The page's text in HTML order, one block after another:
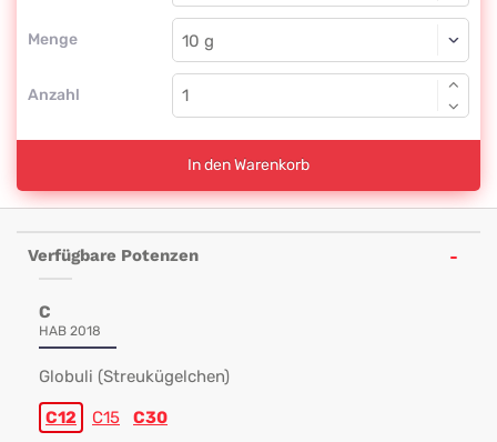
Menge
Globuli
Anzahl
In den Warenkorb
Verfügbare Potenzen
C
HAB 2018
Globuli (Streukügelchen)
C12 C15 C30